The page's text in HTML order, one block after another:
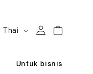
BThai MasukKeranjang
Untuk bisnis